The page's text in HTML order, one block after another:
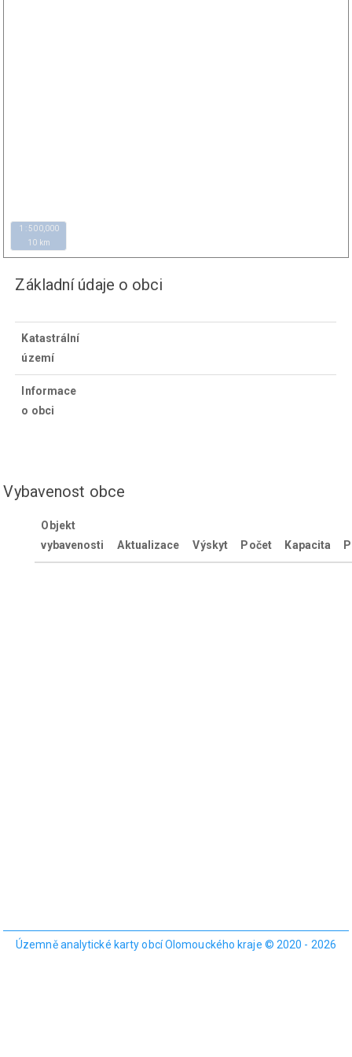
10 km
1 : 500,000
Základní údaje o obci
Katastrální
území
Informace
o obci
Vybavenost obce
Objekt
vybavenosti
Aktualizace Výskyt Počet Kapacita
Územně analytické karty obcí Olomouckého kraje © 2020 - 2026